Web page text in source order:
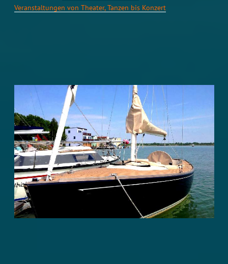
Veranstaltungen von Theater, Tanzen bis Konzert